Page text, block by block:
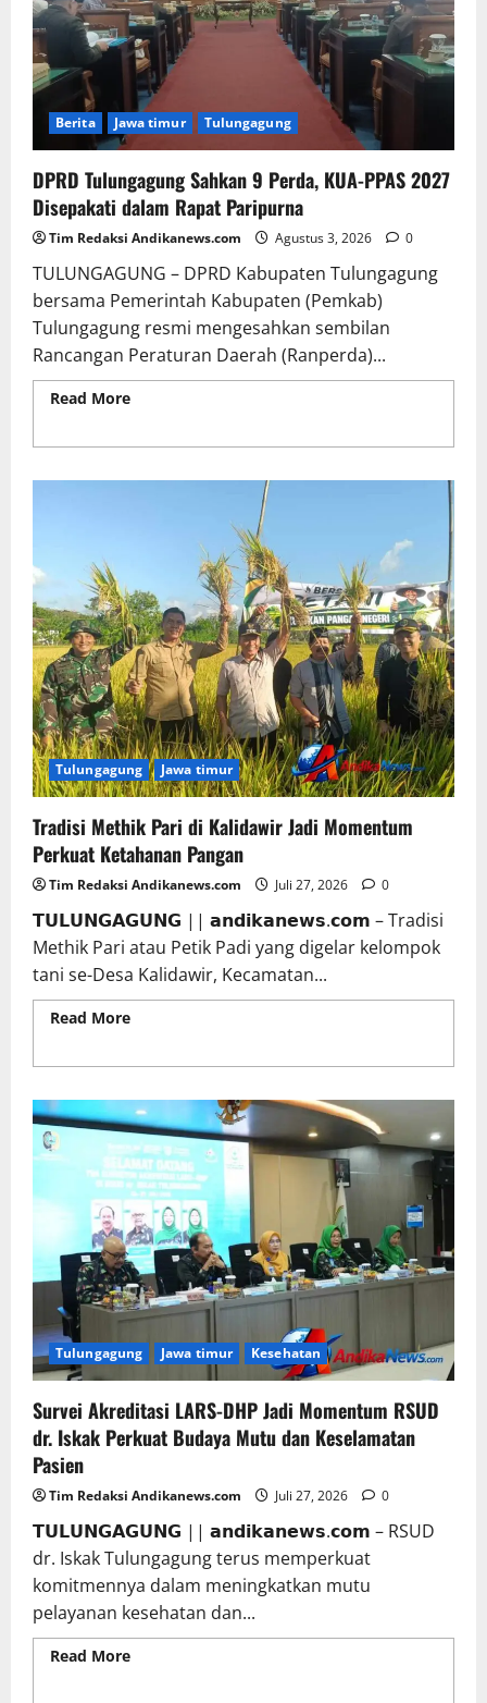
Berita Jawa timur Tulungagung
DPRD Tulungagung Sahkan 9 Perda, KUA-PPAS 2027
Disepakati dalam Rapat Paripurna
Tim Redaksi Andikanews.com Agustus 3, 2026 0
TULUNGAGUNG – DPRD Kabupaten Tulungagung
bersama Pemerintah Kabupaten (Pemkab)
Tulungagung resmi mengesahkan sembilan
Rancangan Peraturan Daerah (Ranperda)...
Read More
Tulungagung Jawa timur
Tradisi Methik Pari di Kalidawir Jadi Momentum
Perkuat Ketahanan Pangan
Tim Redaksi Andikanews.com Juli 27, 2026 0
𝗧𝗨𝗟𝗨𝗡𝗚𝗔𝗚𝗨𝗡𝗚 || 𝗮𝗻𝗱𝗶𝗸𝗮𝗻𝗲𝘄𝘀.𝗰𝗼𝗺 – Tradisi
Methik Pari atau Petik Padi yang digelar kelompok
tani se-Desa Kalidawir, Kecamatan...
Read More
Tulungagung Jawa timur Kesehatan
Survei Akreditasi LARS-DHP Jadi Momentum RSUD
dr. Iskak Perkuat Budaya Mutu dan Keselamatan
Pasien
Tim Redaksi Andikanews.com Juli 27, 2026 0
𝗧𝗨𝗟𝗨𝗡𝗚𝗔𝗚𝗨𝗡𝗚 || 𝗮𝗻𝗱𝗶𝗸𝗮𝗻𝗲𝘄𝘀.𝗰𝗼𝗺 – RSUD
dr. Iskak Tulungagung terus memperkuat
komitmennya dalam meningkatkan mutu
pelayanan kesehatan dan...
Read More